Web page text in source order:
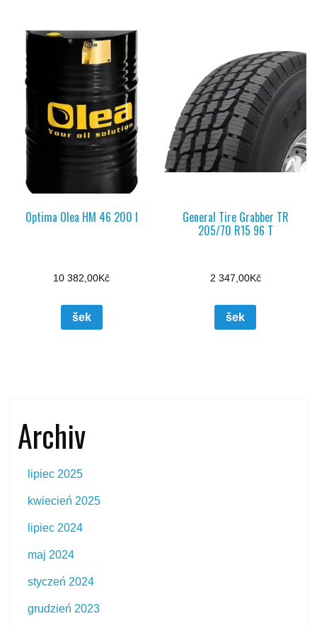
Optima Olea HM 46 200 l
10 382,00Kč
šek
General Tire Grabber TR
205/70 R15 96 T
2 347,00Kč
šek
Archiv
lipiec 2025
kwiecień 2025
lipiec 2024
maj 2024
styczeń 2024
grudzień 2023